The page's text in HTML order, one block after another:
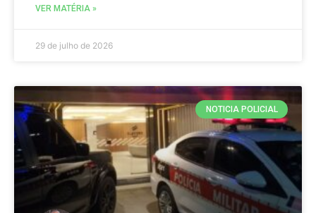
VER MATÉRIA »
29 de julho de 2026
NOTICIA POLICIAL